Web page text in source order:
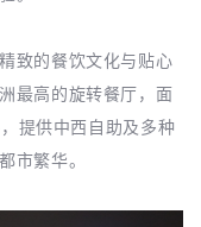
致的餐饮文化与贴心
最高的旋转餐厅，面
提供中西自助及多种
市繁华。